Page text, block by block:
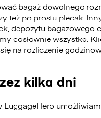
bagaż dowolnego
też po prostu plecak.
depozytu bagażowego
dosłownie wszystko.
na rozliczenie
kilka dni
LuggageHero